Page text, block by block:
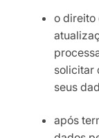
o direito
solicitar
seus
após